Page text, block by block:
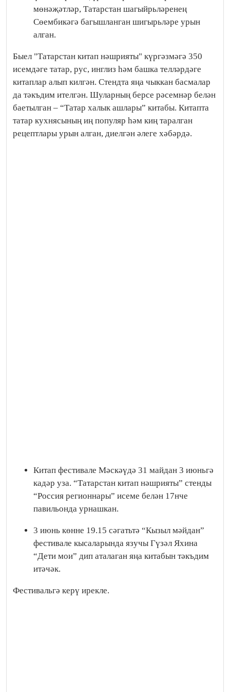
мөнәҗәтләр, Татарстан шагыйрьләренең
Сөембикәгә багышланган шигырьләре урын
алган.
Быел "Татарстан китап нәшрияты" күргәзмәгә 350
исемдәге татар, рус, инглиз һәм башка телләрдәге
китаплар алып килгән. Стендта яңа чыккан басмалар
да тәкъдим ителгән. Шуларның берсе рәсемнәр белән
баетылган – “Татар халык ашлары” китабы. Китапта
татар кухнясының иң популяр һәм киң таралган
рецептлары урын алган, диелгән әлеге хәбәрдә.
Китап фестивале Мәскәүдә 31 майдан 3 июньгә
кадәр уза. “Татарстан китап нәшрияты” стенды
“Россия регионнары” исеме белән 17нче
павильонда урнашкан.
3 июнь көнне 19.15 сәгатьтә “Кызыл мәйдан”
фестивале кысаларында язучы Гүзәл Яхина
“Дети мои” дип аталаган яңа китабын тәкъдим
итәчәк.
Фестивальгә керү ирекле.